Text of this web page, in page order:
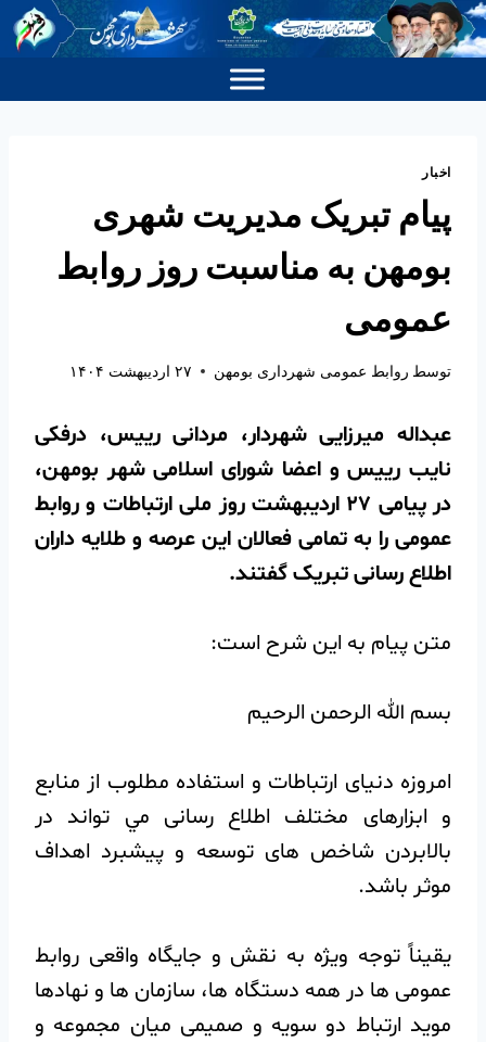
اخبار
پیام تبریک مدیریت شهری
بومهن به مناسبت روز روابط
عمومی
توسط روابط عمومی شهرداری بومهن ۲۷ اردیبهشت ۱۴۰۴
عبداله میرزایی شهردار، مردانی رییس، درفکی
نایب رییس و اعضا شورای اسلامی شهر بومهن،
در پیامی ۲۷ اردیبهشت روز ملی ارتباطات و روابط
عمومی را به تمامی فعالان این عرصه و طلایه داران
اطلاع رسانی تبریک گفتند.
متن پیام به این شرح است:
بسم الله الرحمن الرحيم
امروزه دنيای ارتباطات و استفاده مطلوب از منابع
و ابزارهای مختلف اطلاع رسانی مي تواند در
بالابردن شاخص های توسعه و پيشبرد اهداف
موثر باشد.
يقيناً توجه ويژه به نقش و جايگاه واقعی روابط
عمومی ها در همه دستگاه ها، سازمان ها و نهادها
مويد ارتباط دو سويه و صميمی ميان مجموعه و